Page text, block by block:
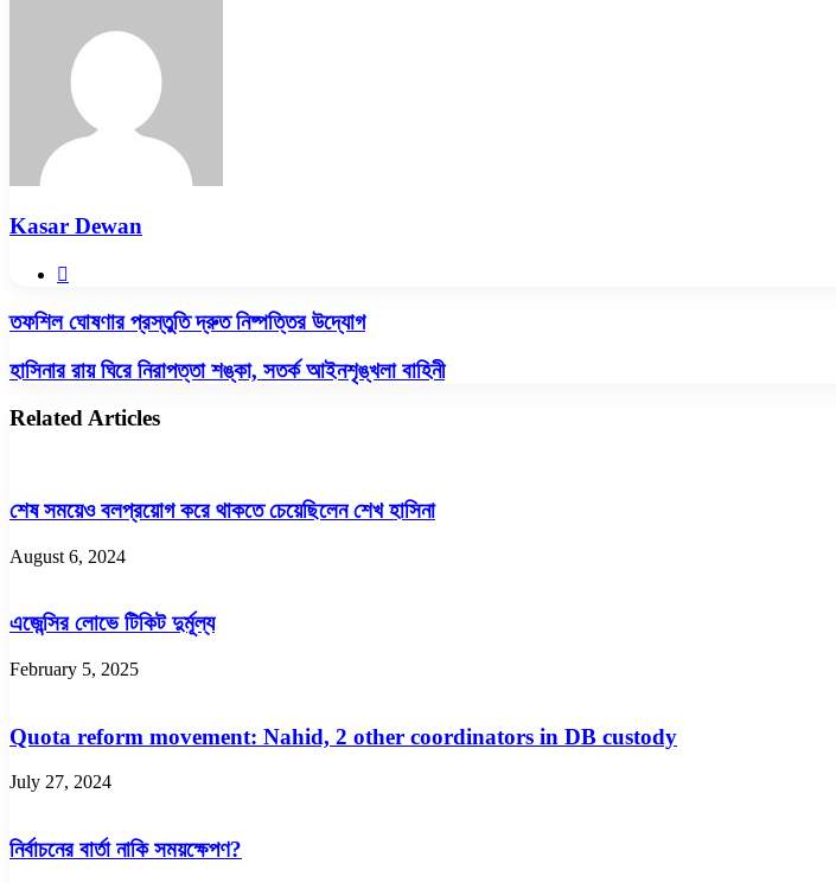
Kasar Dewan
তফশিল
প্রস্তুতি
দ্রুত
উদ্যোগ
তফশিল ঘোষণার প্রস্তুতি দ্রুত নিষ্পত্তির উদ্যোগ
হাসিনার
ঘিরে
নিরাপত্তা
বাহিনী
হাসিনার রায় ঘিরে নিরাপত্তা শঙ্কা, সতর্ক আইনশৃঙ্খলা বাহিনী
Related Articles
শেষ সময়েও বলপ্রয়োগ করে থাকতে চেয়েছিলেন শেখ হাসিনা
August 6, 2024
এজেন্সির লোভে টিকিট দুর্মূল্য
February 5, 2025
Quota reform movement: Nahid, 2 other coordinators in DB custody
July 27, 2024
নির্বাচনের বার্তা নাকি সময়ক্ষেপণ?